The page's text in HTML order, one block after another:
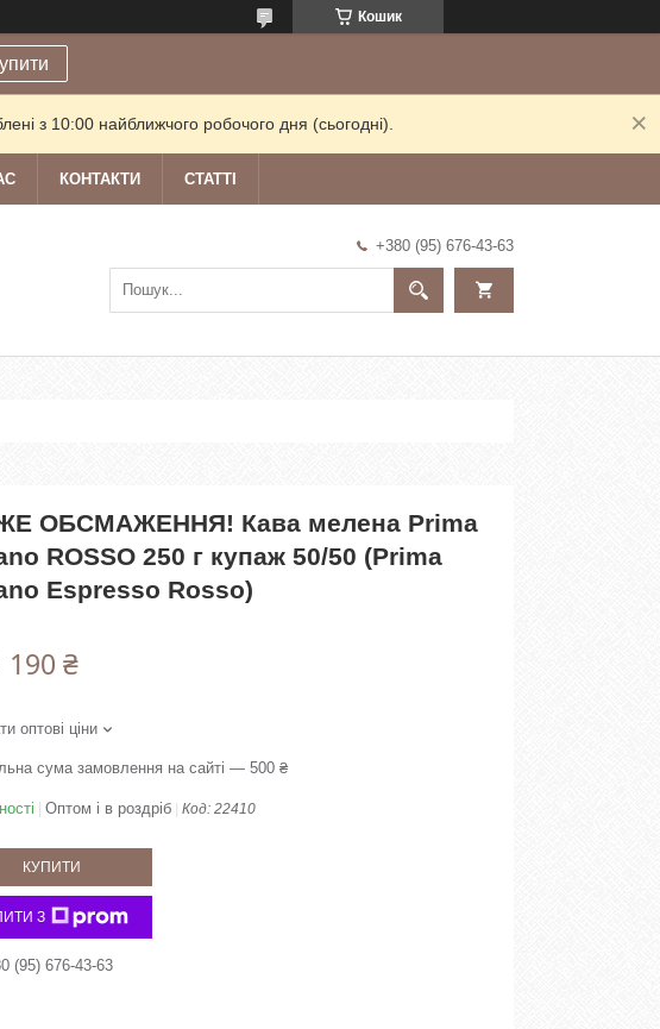
Кошик
з 10:00 найближчого робочого дня (сьогодні).
КОНТАКТИ СТАТТІ
+380 (95) 676-43-63
ОБСМАЖЕННЯ! Кава мелена Prima
ROSSO 250 г купаж 50/50 (Prima
Espresso Rosso)
190 ₴
оптові ціни
сума замовлення на сайті — 500 ₴
Оптом і в роздріб Код: 22410
КУПИТИ
З
(95) 676-43-63